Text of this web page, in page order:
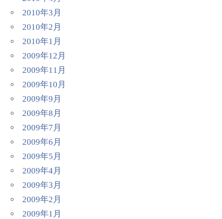
2010年3月
2010年2月
2010年1月
2009年12月
2009年11月
2009年10月
2009年9月
2009年8月
2009年7月
2009年6月
2009年5月
2009年4月
2009年3月
2009年2月
2009年1月